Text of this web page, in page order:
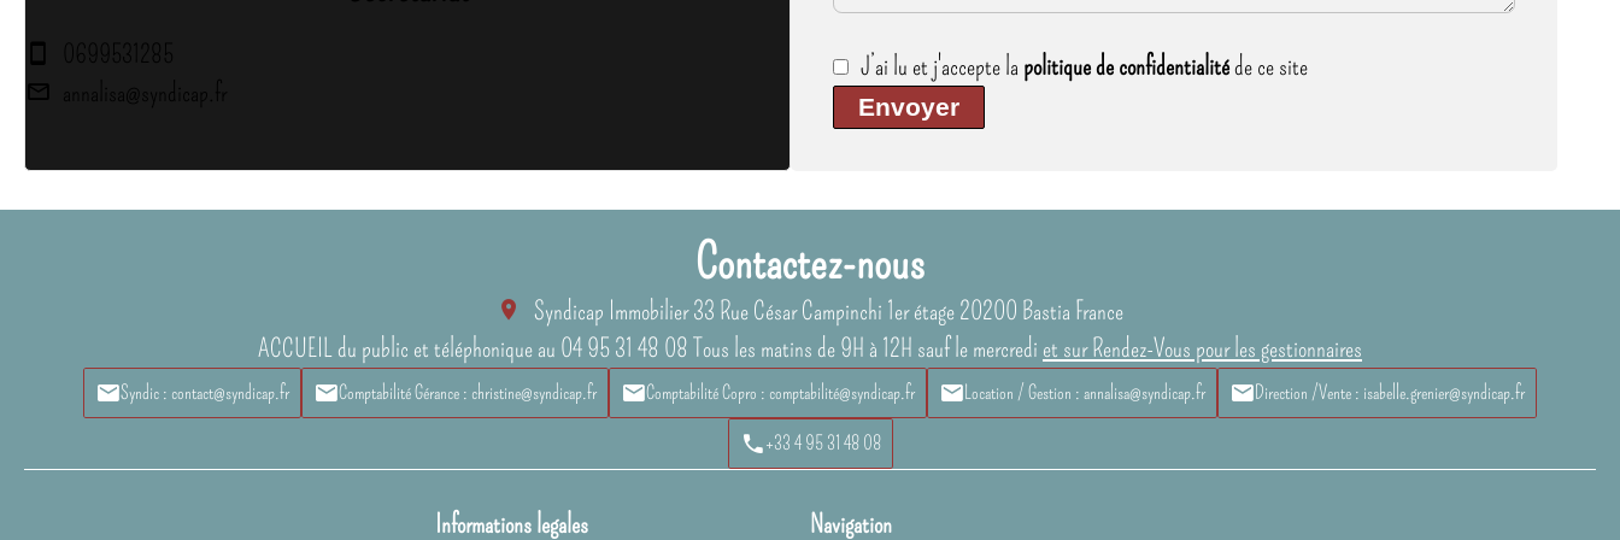
0699531285
annalisa@syndicap.fr
J’ai lu et j'accepte la politique de confidentialitéde ce site
Envoyer
Contactez-nous
Syndicap Immobilier33 Rue César Campinchi 1er étage20200 Bastia France
ACCUEIL du public et téléphonique au 04 95 31 48 08 Tous les matins de 9H à 12H sauf le mercredi et sur Rendez-Vous pour les gestionnaires
Syndic : contact@syndicap.fr Comptabilité Gérance : christine@syndicap.fr Comptabilité Copro : comptabilité@syndicap.fr Location / Gestion : annalisa@syndicap.fr Direction /Vente : isabelle.grenier@syndicap.fr
+33 4 95 31 48 08
Informations legales Navigation